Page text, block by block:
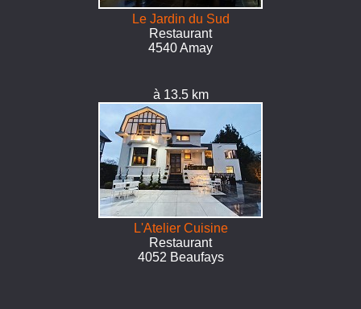
Le Jardin du Sud
Restaurant
4540 Amay
à 13.5 km
L'Atelier Cuisine
Restaurant
4052 Beaufays